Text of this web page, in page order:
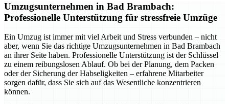
Umzugsunternehmen in Bad Brambach:
Professionelle Unterstützung für stressfreie Umzüge
Ein Umzug ist immer mit viel Arbeit und Stress verbunden – nicht
aber, wenn Sie das richtige Umzugsunternehmen in Bad Brambach
an ihrer Seite haben. Professionelle Unterstützung ist der Schlüssel
zu einem reibungslosen Ablauf. Ob bei der Planung, dem Packen
oder der Sicherung der Habseligkeiten – erfahrene Mitarbeiter
sorgen dafür, dass Sie sich auf das Wesentliche konzentrieren
können.